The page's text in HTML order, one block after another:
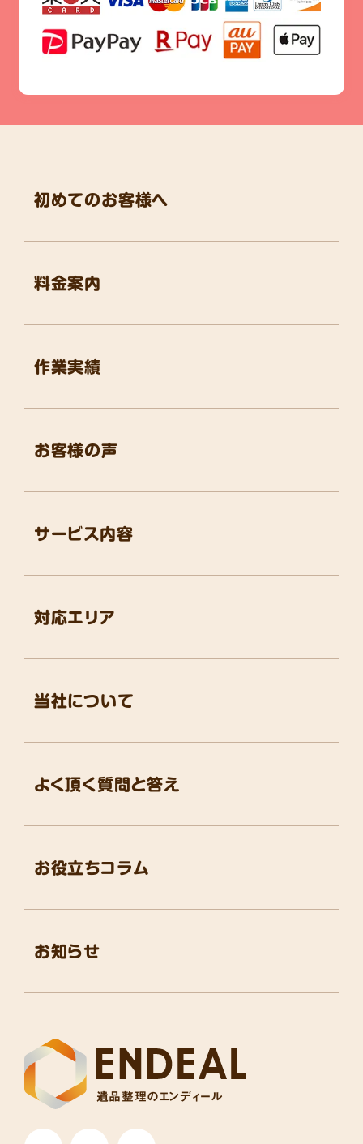
遺品整理のエンディール
初めてのお客様へ
料金案内
作業実績
お客様の声
お役立ちコラム
よく頂く質問と答え
お知らせ
サービス内容
対応エリア
当社について